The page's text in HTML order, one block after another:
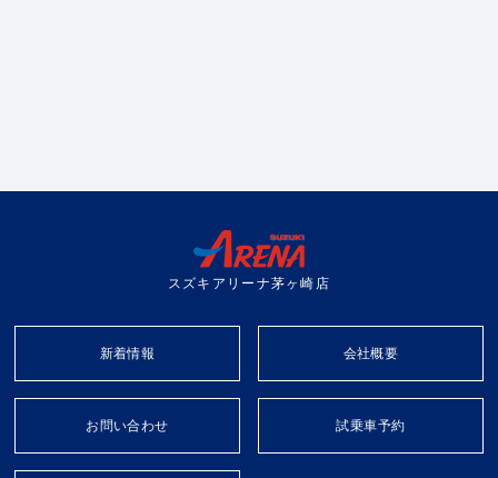
スズキアリーナ茅ヶ崎店
新着情報 会社概要
お問い合わせ 試乗車予約